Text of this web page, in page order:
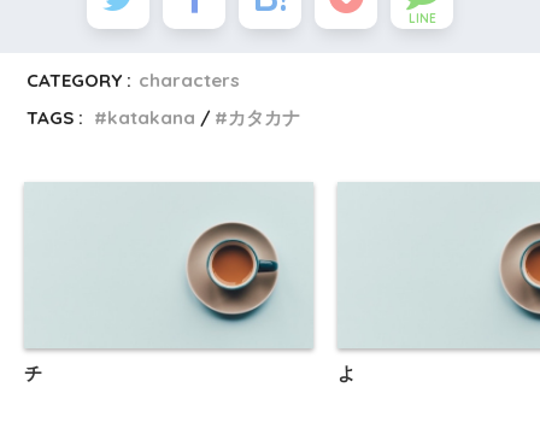
LINE
CATEGORY : characters
TAGS :
katakana カタカナ
チ よ